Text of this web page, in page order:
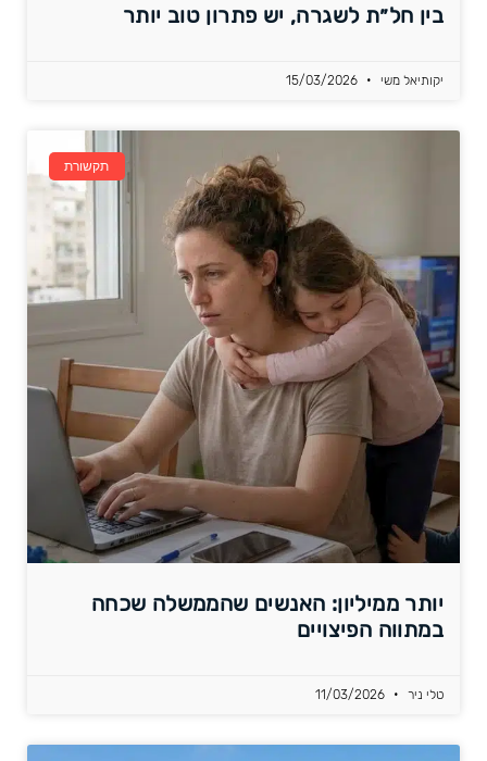
בין חל״ת לשגרה, יש פתרון טוב יותר
יקותיאל משי
תקשורת
יותר ממיליון: האנשים שהממשלה שכחה
במתווה הפיצויים
טלי ניר